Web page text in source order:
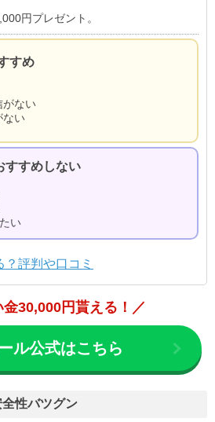
円プレゼント。
すめ
がない
ない
すすめしない
い
評判や口コミ
金30,000円貰える！／
ル公式はこちら
性バツグン